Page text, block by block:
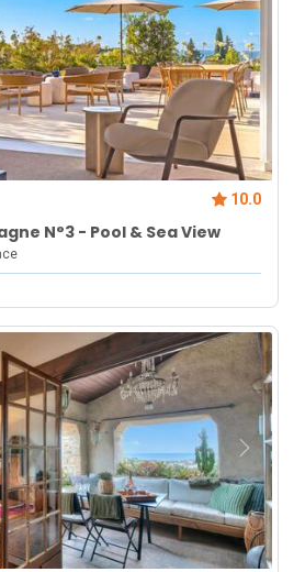
10.0
N°3 - Pool & Sea View